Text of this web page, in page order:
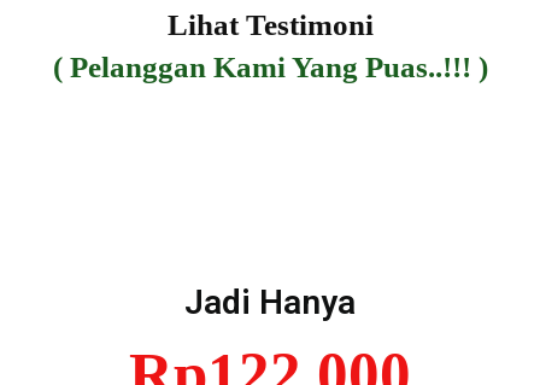
Lihat Testimoni
( Pelanggan Kami Yang Puas..!!! )
Jadi Hanya